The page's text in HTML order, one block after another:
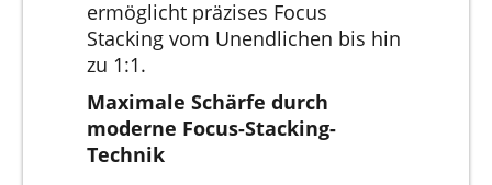
ermöglicht präzises Focus
Stacking vom Unendlichen bis hin
zu 1:1.
Maximale Schärfe durch
moderne Focus-Stacking-
Technik